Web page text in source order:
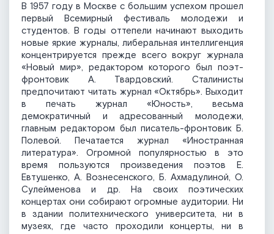
В 1957 году в Москве с большим успехом прошел
первый Всемирный фестиваль молодежи и
студентов. В годы оттепели начинают выходить
новые яркие журналы, либеральная интеллигенция
концентрируется прежде всего вокруг журнала
«Новый мир», редактором которого был поэт-
фронтовик А. Твардовский. Сталинисты
предпочитают читать журнал «Октябрь». Выходит
в печать журнал «Юность», весьма
демократичный и адресованный молодежи,
главным редактором был писатель-фронтовик Б.
Полевой. Печатается журнал «Иностранная
литература». Огромной популярностью в это
время пользуются произведения поэтов Е.
Евтушенко, А. Вознесенского, Б. Ахмадулиной, О.
Сулейменова и др. На своих поэтических
концертах они собирают огромные аудитории. Ни
в здании политехнического университета, ни в
музеях, где часто проходили концерты, ни в